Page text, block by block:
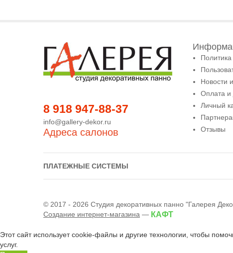
8 918 947-88-37
info@gallery-dekor.ru
Адреса салонов
Новости
Оплата и
Личный
Отзывы
ПЛАТЕЖНЫЕ СИСТЕМЫ
© 2017 - 2026 Студия декоративных панно "Галерея
Создание интернет-магазина — КАФТ
Этот сайт использует cookie-файлы и другие технологии, чтобы
услуг.